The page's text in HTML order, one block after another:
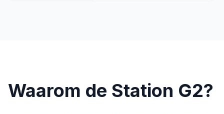
Waarom de Station G2?